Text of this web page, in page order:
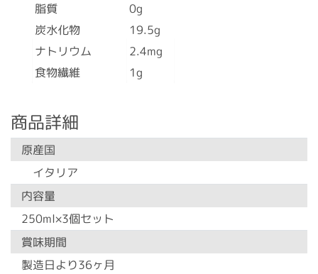
脂質 0g
炭水化物 19.5g
ナトリウム 2.4mg
食物繊維 1g
商品詳細
原産国
イタリア
内容量
250ml×3個セット
賞味期間
製造日より36ヶ月